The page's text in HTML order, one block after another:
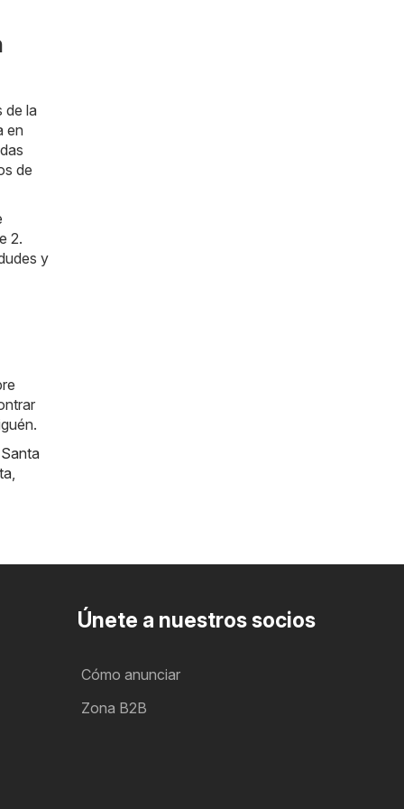
de la
en
de
2.
y
Santa
,
Únete a nuestros socios
Cómo anunciar
Zona B2B